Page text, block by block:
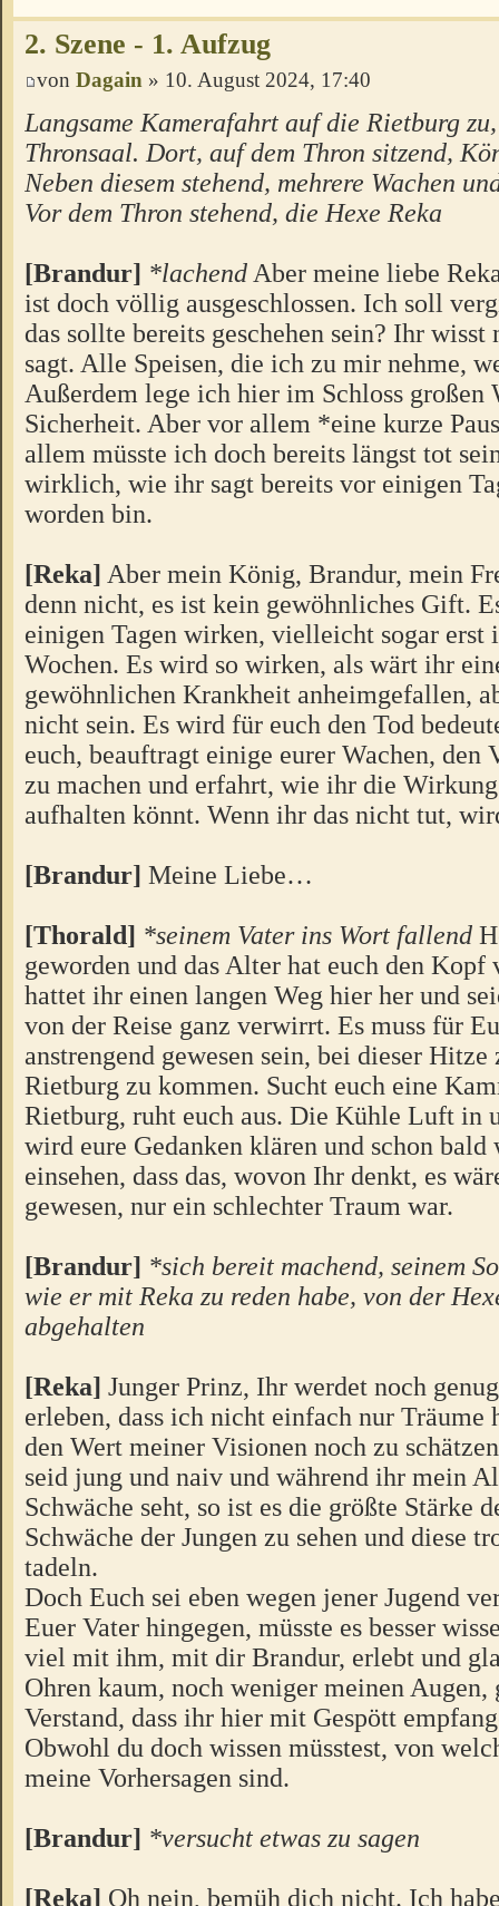
2. Szene - 1. Aufzug
von Dagain » 10. August 2024, 17:40
Langsame Kamerafahrt auf die Rietburg
Thronsaal. Dort, auf dem Thron sitzend,
Neben diesem stehend, mehrere Wachen
Vor dem Thron stehend, die Hexe Reka
[Brandur] *lachend Aber meine liebe
ist doch völlig ausgeschlossen. Ich soll
das sollte bereits geschehen sein? Ihr
sagt. Alle Speisen, die ich zu mir nehme,
Außerdem lege ich hier im Schloss großen
Sicherheit. Aber vor allem *eine kurze
allem müsste ich doch bereits längst tot
wirklich, wie ihr sagt bereits vor einigen
worden bin.
[Reka] Aber mein König, Brandur, mein
denn nicht, es ist kein gewöhnliches Gift.
einigen Tagen wirken, vielleicht sogar erst
Wochen. Es wird so wirken, als wärt ihr
gewöhnlichen Krankheit anheimgefallen,
nicht sein. Es wird für euch den Tod
euch, beauftragt einige eurer Wachen, den
zu machen und erfahrt, wie ihr die
aufhalten könnt. Wenn ihr das nicht tut,
[Brandur] Meine Liebe…
[Thorald] *seinem Vater ins Wort fallend
geworden und das Alter hat euch den Kopf
hattet ihr einen langen Weg hier her und
von der Reise ganz verwirrt. Es muss für
anstrengend gewesen sein, bei dieser Hitze
Rietburg zu kommen. Sucht euch eine
Rietburg, ruht euch aus. Die Kühle Luft in
wird eure Gedanken klären und schon bald
einsehen, dass das, wovon Ihr denkt, es
gewesen, nur ein schlechter Traum war.
[Brandur] *sich bereit machend, seinem
wie er mit Reka zu reden habe, von der
abgehalten
[Reka] Junger Prinz, Ihr werdet noch
erleben, dass ich nicht einfach nur Träume
den Wert meiner Visionen noch zu
seid jung und naiv und während ihr mein
Schwäche seht, so ist es die größte Stärke
Schwäche der Jungen zu sehen und diese
tadeln.
Doch Euch sei eben wegen jener Jugend
Euer Vater hingegen, müsste es besser
viel mit ihm, mit dir Brandur, erlebt und
Ohren kaum, noch weniger meinen Augen,
Verstand, dass ihr hier mit Gespött
Obwohl du doch wissen müsstest, von
meine Vorhersagen sind.
[Brandur] *versucht etwas zu sagen
[Reka] Oh nein, bemüh dich nicht. Ich